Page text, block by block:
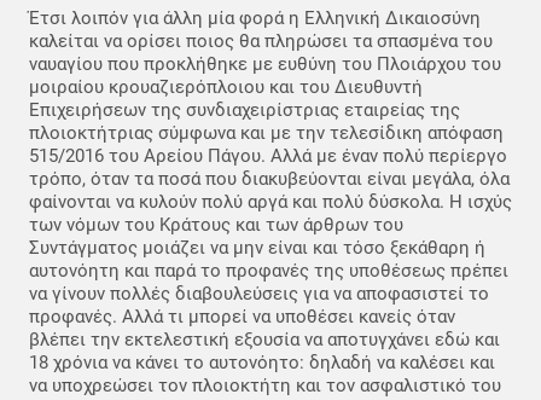
Έτσι λοιπόν για άλλη μία φορά η Ελληνική Δικαιοσύνη
καλείται να ορίσει ποιος θα πληρώσει τα σπασμένα του
ναυαγίου που προκλήθηκε με ευθύνη του Πλοιάρχου του
μοιραίου κρουαζιερόπλοιου και του Διευθυντή
Επιχειρήσεων της συνδιαχειρίστριας εταιρείας της
πλοιοκτήτριας σύμφωνα και με την τελεσίδικη απόφαση
515/2016 του Αρείου Πάγου. Αλλά με έναν πολύ περίεργο
τρόπο, όταν τα ποσά που διακυβεύονται είναι μεγάλα, όλα
φαίνονται να κυλούν πολύ αργά και πολύ δύσκολα. Η ισχύς
των νόμων του Κράτους και των άρθρων του
Συντάγματος μοιάζει να μην είναι και τόσο ξεκάθαρη ή
αυτονόητη και παρά το προφανές της υποθέσεως πρέπει
να γίνουν πολλές διαβουλεύσεις για να αποφασιστεί το
προφανές. Αλλά τι μπορεί να υποθέσει κανείς όταν
βλέπει την εκτελεστική εξουσία να αποτυγχάνει εδώ και
18 χρόνια να κάνει το αυτονόητο: δηλαδή να καλέσει και
να υποχρεώσει τον πλοιοκτήτη και τον ασφαλιστικό του